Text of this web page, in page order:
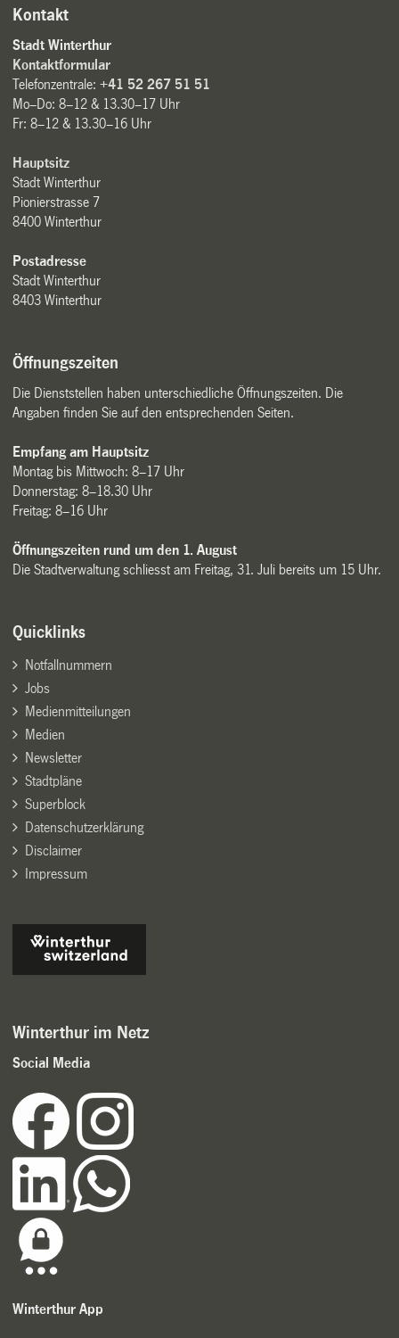
Kontakt
Stadt Winterthur
Kontaktformular
Telefonzentrale:+41 52 267 51 51
Mo–Do: 8–12 & 13.30–17 Uhr
Fr: 8–12 & 13.30–16 Uhr
Hauptsitz
Stadt Winterthur
Pionierstrasse 7
8400 Winterthur
Postadresse
Stadt Winterthur
8403 Winterthur
Öffnungszeiten
Die Dienststellen haben unterschiedliche Öffnungszeiten. Die
Angaben finden Sie auf den entsprechenden Seiten.
Empfang am Hauptsitz
Montag bis Mittwoch: 8–17 Uhr
Donnerstag: 8–18.30 Uhr
Freitag: 8–16 Uhr
Öffnungszeiten rund um den 1. August
Die Stadtverwaltung schliesst am Freitag, 31. Juli bereits um 15 Uhr.
Quicklinks
Notfallnummern
Jobs
Medienmitteilungen
Medien
Newsletter
Stadtpläne
Superblock
Datenschutzerklärung
Disclaimer
Impressum
Winterthur im Netz
Social Media
Winterthur App